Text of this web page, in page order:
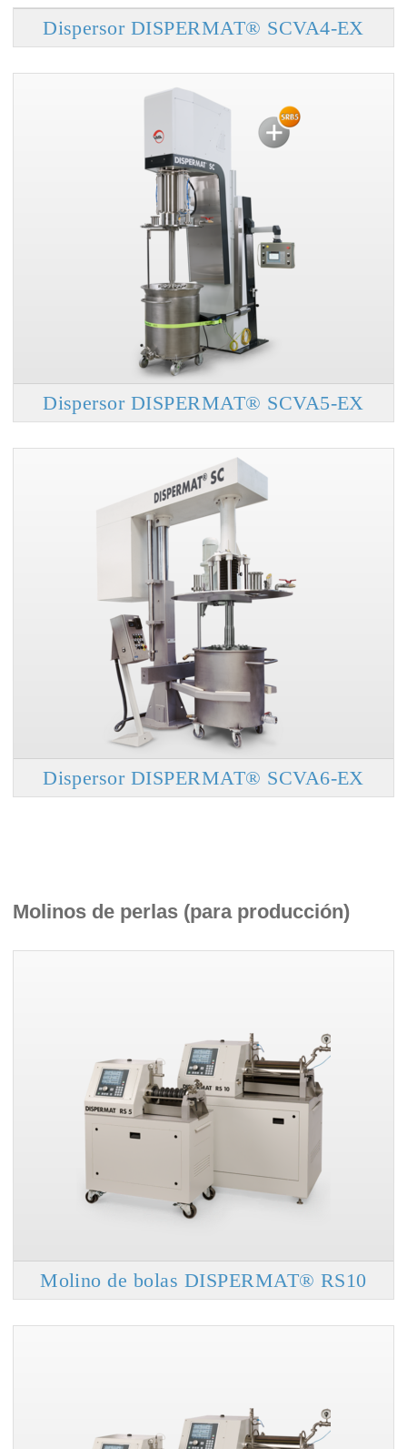
Dispersor DISPERMAT® SCVA4-EX
Dispersor DISPERMAT® SCVA5-EX
Dispersor DISPERMAT® SCVA6-EX
Molinos de perlas (para producción)
Molino de bolas DISPERMAT® RS10